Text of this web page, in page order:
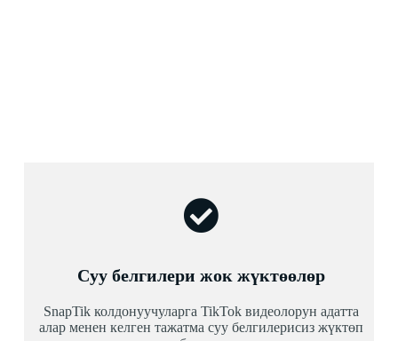
Суу белгилери жок жүктөөлөр
SnapTik колдонуучуларга TikTok видеолорун адатта
алар менен келген тажатма суу белгилерисиз жүктөп